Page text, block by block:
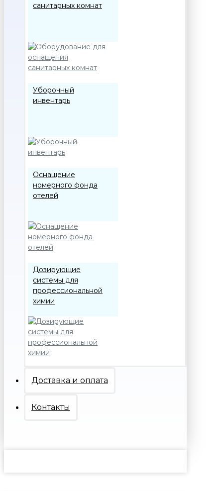
санитарных комнат
Уборочный
инвентарь
Оснащение
номерного фонда
отелей
Дозирующие
системы для
профессиональной
химии
Доставка и оплата
Контакты